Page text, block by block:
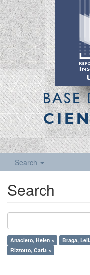
BASE
Search
Search
Anacleto, Helen × Braga,
Rizzotto, Carla ×